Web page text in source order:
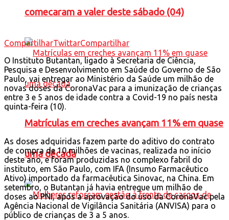
comecaram a valer deste sábado (04)
Matrículas em creches avançam 11% em quase
uma década
CompartilharTwittarCompartilhar
O Instituto Butantan, ligado à Secretaria de Ciência,
Pesquisa e Desenvolvimento em Saúde do Governo de São
Paulo, vai entregar ao Ministério da Saúde um milhão de
novas doses da CoronaVac para a imunização de crianças
entre 3 e 5 anos de idade contra a Covid-19 no país nesta
quinta-feira (10).
As doses adquiridas fazem parte do aditivo do contrato
de compra de 10 milhões de vacinas, realizada no início
deste ano, e foram produzidas no complexo fabril do
instituto, em São Paulo, com IFA (Insumo Farmacêutico
Ativo) importado da farmacêutica Sinovac, na China. Em
setembro, o Butantan já havia entregue um milhão de
doses ao PNI, após a aprovação do uso da CoronaVac pela
Agência Nacional de Vigilância Sanitária (ANVISA) para o
público de crianças de 3 a 5 anos.